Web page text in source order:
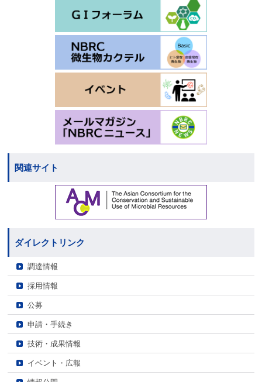
関連サイト
ダイレクトリンク
調達情報
採用情報
公募
申請・手続き
技術・成果情報
イベント・広報